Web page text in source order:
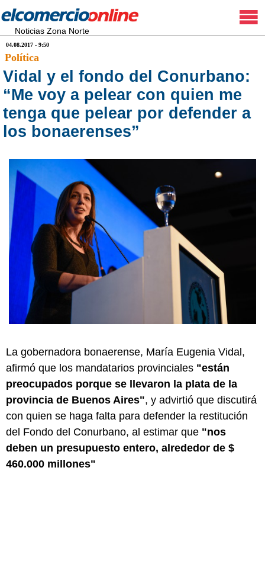
Noticias Zona Norte
04.08.2017 - 9:50
Política
Vidal y el fondo del Conurbano:
“Me voy a pelear con quien me
tenga que pelear por defender a
los bonaerenses”
La gobernadora bonaerense, María Eugenia Vidal,
afirmó que los mandatarios provinciales "están
preocupados porque se llevaron la plata de la
provincia de Buenos Aires", y advirtió que discutirá
con quien se haga falta para defender la restitución
del Fondo del Conurbano, al estimar que "nos
deben un presupuesto entero, alrededor de $
460.000 millones"